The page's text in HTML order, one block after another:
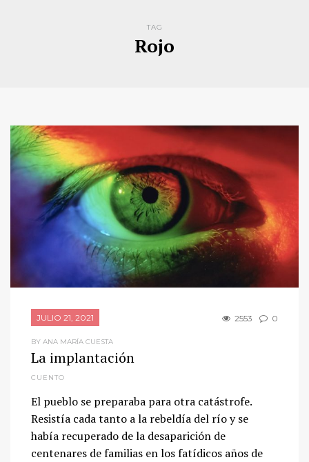
TAG
Rojo
JULIO 21, 2021 2553 0
BY ANA MARÍA CUESTA
La implantación
CUENTO
El pueblo se preparaba para otra catástrofe.
Resistía cada tanto a la rebeldía del río y se
había recuperado de la desaparición de
centenares de familias en los fatídicos años de